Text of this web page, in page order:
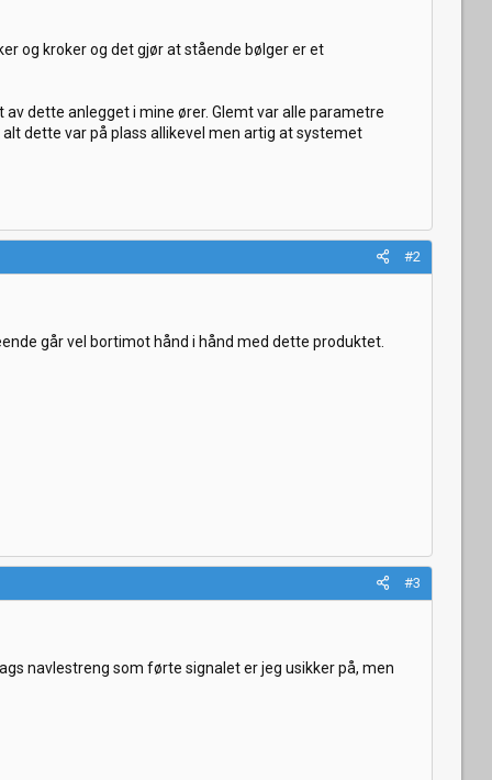
og kroker og det gjør at stående bølger er et
dette anlegget i mine ører. Glemt var alle parametre
dette var på plass allikevel men artig at systemet
#2
går vel bortimot hånd i hånd med dette produktet.
#3
navlestreng som førte signalet er jeg usikker på, men